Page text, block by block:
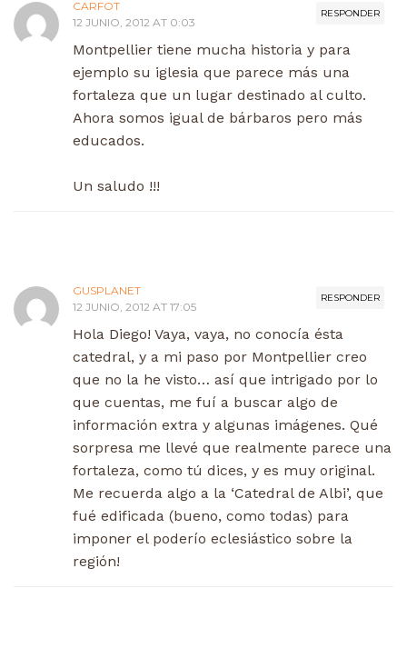
RESPONDER
CARFOT
12 JUNIO, 2012 AT 0:03
Montpellier tiene mucha historia y para
ejemplo su iglesia que parece más una
fortaleza que un lugar destinado al culto.
Ahora somos igual de bárbaros pero más
educados.
Un saludo !!!
RESPONDER
GUSPLANET
12 JUNIO, 2012 AT 17:05
Hola Diego! Vaya, vaya, no conocía ésta
catedral, y a mi paso por Montpellier creo
que no la he visto… así que intrigado por lo
que cuentas, me fuí a buscar algo de
información extra y algunas imágenes. Qué
sorpresa me llevé que realmente parece una
fortaleza, como tú dices, y es muy original.
Me recuerda algo a la ‘Catedral de Albi’, que
fué edificada (bueno, como todas) para
imponer el poderío eclesiástico sobre la
región!